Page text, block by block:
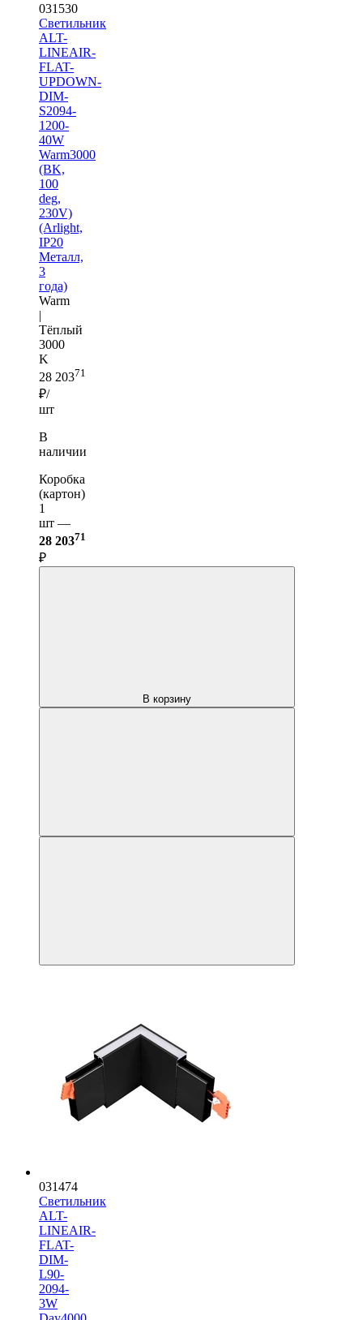
031530
Светильник
ALT-
LINEAIR-
FLAT-
UPDOWN-
DIM-
S2094-
1200-
40W
Warm3000
(BK,
100
deg,
230V)
(Arlight,
IP20
Металл,
3
года)
Warm
|
Тёплый
3000
K
28 20371
₽/
шт
В
наличии
Коробка
(картон)
1
шт —
28 20371
₽
В корзину
031474
Светильник
ALT-
LINEAIR-
FLAT-
DIM-
L90-
2094-
3W